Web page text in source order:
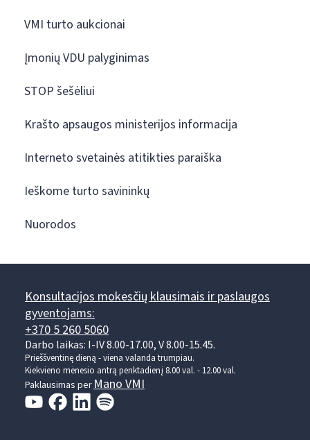
VMI turto aukcionai
Įmonių VDU palyginimas
STOP šešėliui
Krašto apsaugos ministerijos informacija
Interneto svetainės atitikties paraiška
Ieškome turto savininkų
Nuorodos
Konsultacijos mokesčių klausimais ir paslaugos
gyventojams:
+370 5 260 5060
Darbo laikas: I-IV 8.00-17.00, V 8.00-15.45.
Prieššventinę dieną - viena valanda trumpiau.
Kiekvieno mėnesio antrą penktadienį 8.00 val. - 12.00 val.
Paklausimas per Mano VMI